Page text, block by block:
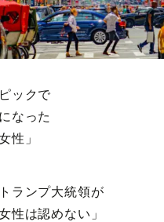
ックで
なった
性」
ランプ大統領が
性は認めない」